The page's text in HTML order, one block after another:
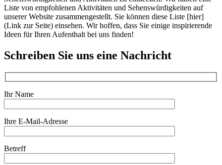
Liste von empfohlenen Aktivitäten und Sehenswürdigkeiten auf
unserer Website zusammengestellt. Sie können diese Liste [hier]
(Link zur Seite) einsehen. Wir hoffen, dass Sie einige inspirierende
Ideen für Ihren Aufenthalt bei uns finden!
Schreiben Sie uns eine Nachricht
Ihr Name
Ihre E-Mail-Adresse
Betreff